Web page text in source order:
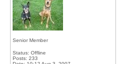
Senior Member
Status: Offline
Posts: 233